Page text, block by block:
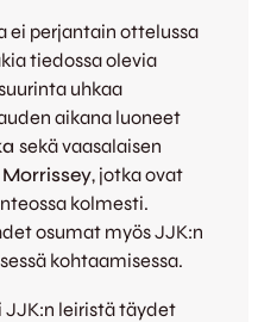
ei perjantain ottelussa
tiedossa olevia
uhkaa
aikana luoneet
sekä vaasalaisen
, jotka ovat
kolmesti.
osumat myös JJK:n
kohtaamisessa.
JJK:n leiristä täydet